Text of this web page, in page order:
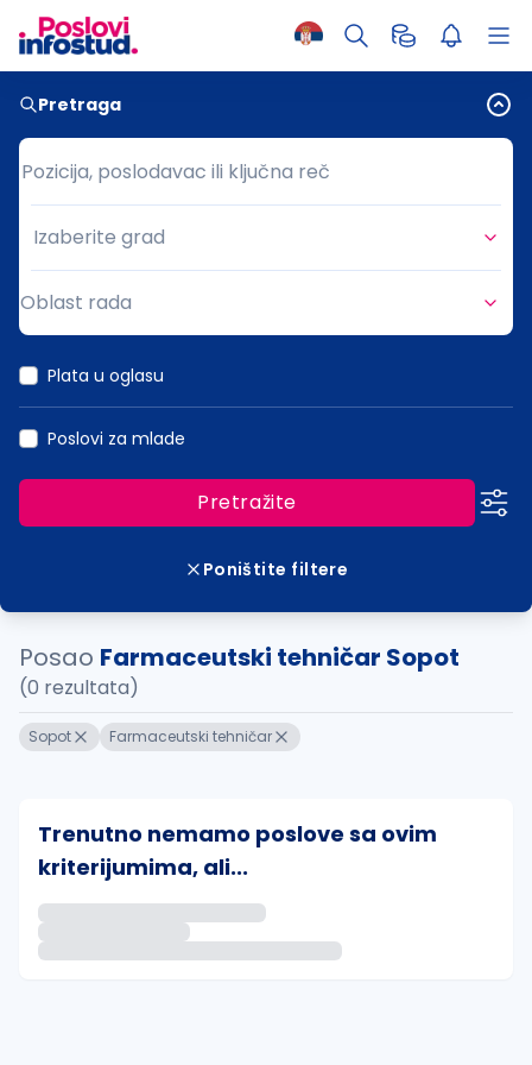
Pretraga
Pozicija, poslodavac ili ključna reč
Pozicija, poslodavac ili ključna reč
Grad
Izaberite grad
Oblast rada
Plata u oglasu
Poslovi za mlade
Pretražite
Poništite filtere
Posao Farmaceutski tehničar Sopot
(0 rezultata)
Sopot Farmaceutski tehničar
Trenutno nemamo poslove sa ovim
kriterijumima, ali...